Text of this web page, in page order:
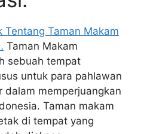
Tentang Taman Makam
Taman Makam
sebuah tempat
untuk para pahlawan
dalam memperjuangkan
Taman makam
di tempat yang